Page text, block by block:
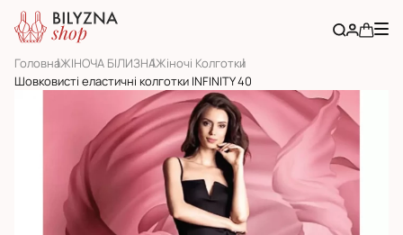
ГоловнаЖІНОЧА БІЛИЗНАЖіночі Колготки
Шовковисті еластичні колготки INFINITY 40